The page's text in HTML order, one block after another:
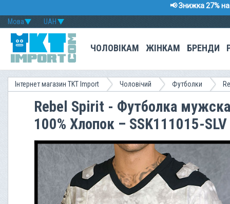
📢 Знижка 27%
UAH
Мова
ЧОЛОВІКАМ ЖІНКАМ БРЕНДИ
Інтернет магазин TKT Import Чоловічий Футболки
Rebel Spirit - Футболка
100% Хлопок – SSK111015-SLV